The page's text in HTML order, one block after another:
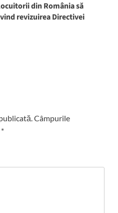
din România să
revizuirea Directivei
Câmpurile
*